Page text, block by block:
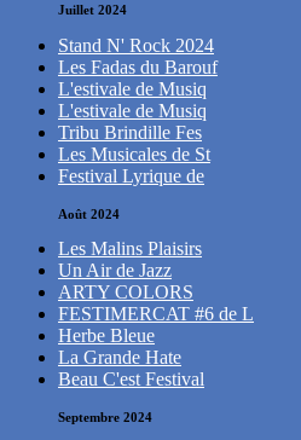
Juillet 2024
Stand N' Rock 2024
Les Fadas du Barouf
L'estivale de Musiq
L'estivale de Musiq
Tribu Brindille Fes
Les Musicales de St
Festival Lyrique de
Août 2024
Les Malins Plaisirs
Un Air de Jazz
ARTY COLORS
FESTIMERCAT #6 de L
Herbe Bleue
La Grande Hate
Beau C'est Festival
Septembre 2024